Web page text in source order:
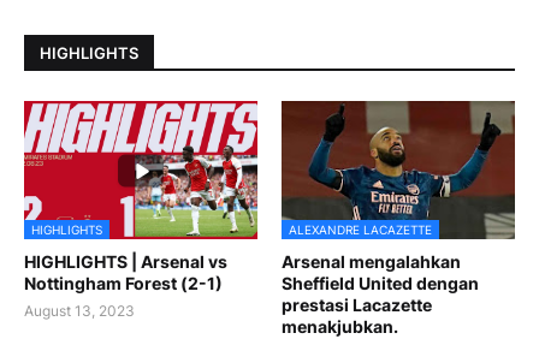
HIGHLIGHTS
HIGHLIGHTS
HIGHLIGHTS | Arsenal vs
Nottingham Forest (2-1)
August 13, 2023
ALEXANDRE LACAZETTE
Arsenal mengalahkan
Sheffield United dengan
prestasi Lacazette
menakjubkan.